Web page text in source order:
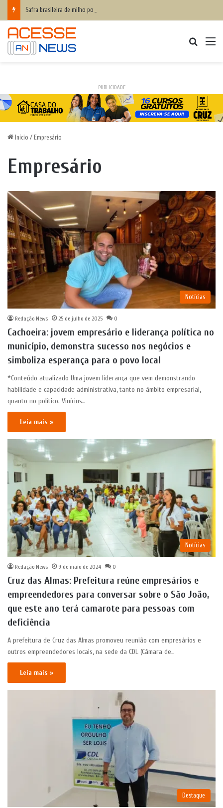
Safra brasileira de milho pode superar 140 milhões de toneladas
PUBLICIDADE
Início / Empresário
Empresário
Notícias
Redação News 25 de julho de 2025 0
Cachoeira: jovem empresário e liderança política no
município, demonstra sucesso nos negócios e
simboliza esperança para o povo local
*Conteúdo atualizado Uma jovem liderança que vem demonstrando
habilidade e capacidade administrativa, tanto no âmbito empresarial,
quanto no político. Vinícius…
Leia mais »
Notícias
Redação News 9 de maio de 2024 0
Cruz das Almas: Prefeitura reúne empresários e
empreendedores para conversar sobre o São João,
que este ano terá camarote para pessoas com
deficiência
A prefeitura de Cruz das Almas promoveu reunião com empresários e
outros empreendedores locais, na sede da CDL (Câmara de…
Leia mais »
Destaque